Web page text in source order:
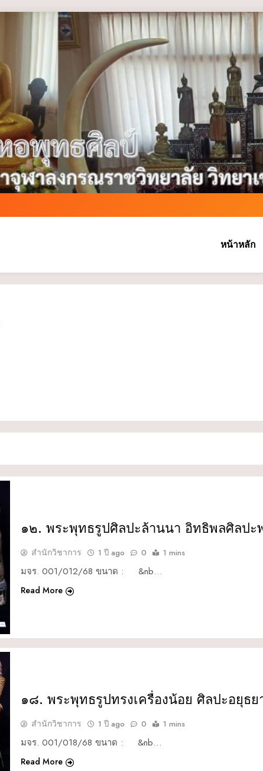
หน้าหลัก
๑๒. พระพุทธรูปศิลปะล้านนา อิทธิพลศิลปะ
สำนักวิชาการ 1 ปี ago 0 1 mins
มจร. 001/012/68 ขนาด : &nb…
Read More
๑๘. พระพุทธรูปทรงเครื่องน้อย ศิลปะอยุธย
สำนักวิชาการ 1 ปี ago 0 1 mins
มจร. 001/018/68 ขนาด : &nb…
Read More